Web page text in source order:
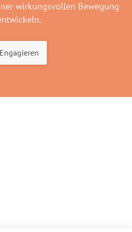
wirkungsvollen Bewegung
Engagieren